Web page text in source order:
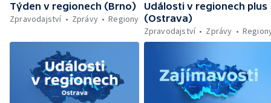
Týden v regionech (Brno)
Zpravodajství
Zprávy Regiony
Události v regionech plus
(Ostrava)
Zpravodajství
Zprávy